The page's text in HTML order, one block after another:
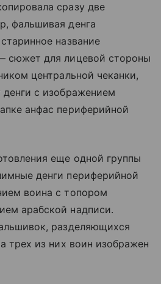
сразу две
фальшивая денга
название
сюжет для лицевой стороны
центральной чеканки,
с изображением
анфас периферийной
еще одной группы
денги периферийной
воина с топором
арабской надписи.
разделяющихся
трех из них воин изображен